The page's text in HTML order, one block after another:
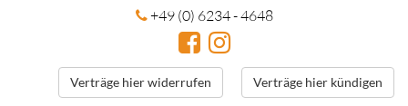
+49 (0) 6234 - 4648
Verträge hier widerrufen Verträge hier kündigen